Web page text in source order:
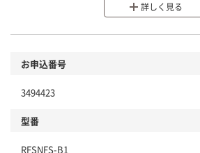
分別・リサイクルしやす
商品
本体
仕組
詳しく見る
お申込番号
3494423
型番
RFSNFS-B1